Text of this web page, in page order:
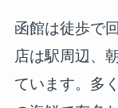
函館は徒歩で
店は駅周辺、
ています。多